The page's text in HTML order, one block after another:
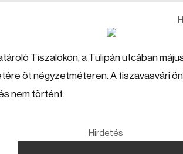
Tiszalökön, a Tulipán utcában
öt négyzetméteren. A tiszavasvári
nem történt.
Hirdetés